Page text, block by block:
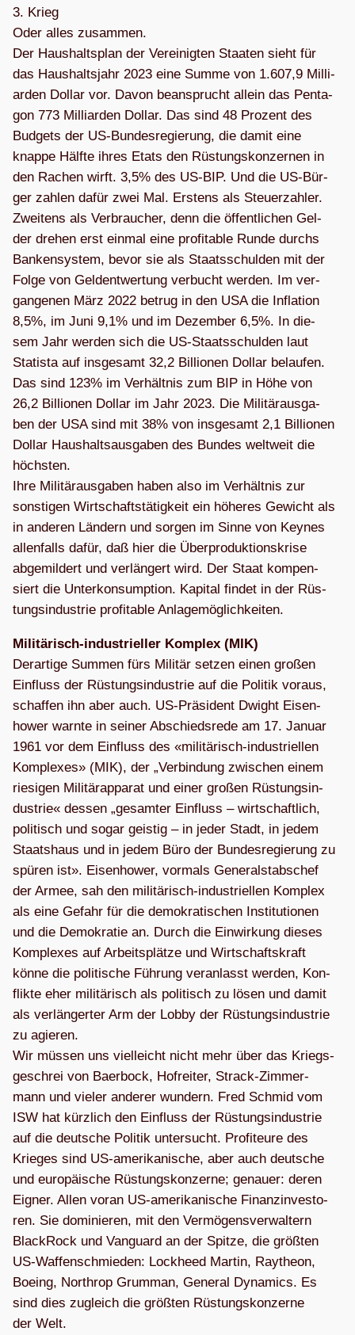
3. Krieg
Oder alles zusam­men.
Der Haus­halts­plan der Ver­ei­nig­ten Staa­ten sieht für
das Haus­halts­jahr 2023 eine Summe von 1.607,9 Mil­li­
ar­den Dol­lar vor. Davon bean­sprucht allein das Pen­ta­
gon 773 Mil­li­ar­den Dol­lar. Das sind 48 Pro­zent des
Bud­gets der US-Bun­des­re­gie­rung, die damit eine
knappe Hälfte ihres Etats den Rüs­tungs­kon­zer­nen in
den Rachen wirft. 3,5% des US-BIP. Und die US-Bür­
ger zah­len dafür zwei Mal. Ers­tens als Steu­er­zah­ler.
Zwei­tens als Ver­brau­cher, denn die öffent­li­chen Gel­
der dre­hen erst ein­mal eine pro­fi­ta­ble Runde durchs
Ban­ken­sys­tem, bevor sie als Staats­schul­den mit der
Folge von Geld­ent­wer­tung ver­bucht wer­den. Im ver­
gan­ge­nen März 2022 betrug in den USA die Infla­tion
8,5%, im Juni 9,1% und im Dezem­ber 6,5%. In die­
sem Jahr wer­den sich die US-Staats­schul­den laut
Sta­tista auf ins­ge­samt 32,2 Bil­lio­nen Dol­lar belau­fen.
Das sind 123% im Ver­hält­nis zum BIP in Höhe von
26,2 Bil­lio­nen Dol­lar im Jahr 2023. Die Mili­tär­aus­ga­
ben der USA sind mit 38% von ins­ge­samt 2,1 Bil­lio­nen
Dol­lar Haus­halts­aus­ga­ben des Bun­des welt­weit die
höchs­ten.
Ihre Mili­tär­aus­ga­ben haben also im Ver­hält­nis zur
sons­ti­gen Wirt­schafts­tä­tig­keit ein höhe­res Gewicht als
in ande­ren Län­dern und sor­gen im Sinne von Keynes
allen­falls dafür, daß hier die Über­pro­duk­ti­ons­krise
abge­mil­dert und ver­län­gert wird. Der Staat kom­pen­
siert die Unter­kon­sump­tion. Kapi­tal fin­det in der Rüs­
tungs­in­dus­trie pro­fi­ta­ble Anlagemöglichkeiten.
Mili­tä­risch-indus­tri­el­ler Kom­plex (MIK)
Der­ar­tige Sum­men fürs Mili­tär set­zen einen gro­ßen
Ein­fluss der Rüs­tungs­in­dus­trie auf die Poli­tik vor­aus,
schaf­fen ihn aber auch. US-Prä­si­dent Dwight Eisen­
hower warnte in sei­ner Abschieds­rede am 17. Januar
1961 vor dem Ein­fluss des «mili­tä­risch-indus­tri­el­len
Kom­ple­xes» (MIK), der „Ver­bin­dung zwi­schen einem
rie­si­gen Mili­tär­ap­pa­rat und einer gro­ßen Rüs­tungs­in­
dus­trie« des­sen „gesam­ter Ein­fluss – wirt­schaft­lich,
poli­tisch und sogar geis­tig – in jeder Stadt, in jedem
Staats­haus und in jedem Büro der Bun­des­re­gie­rung zu
spü­ren ist». Eisen­hower, vor­mals Gene­ral­stabs­chef
der Armee, sah den mili­tä­risch-indus­tri­el­len Kom­plex
als eine Gefahr für die demo­kra­ti­schen Insti­tu­tio­nen
und die Demo­kra­tie an. Durch die Ein­wir­kung die­ses
Kom­ple­xes auf Arbeits­plätze und Wirt­schafts­kraft
könne die poli­ti­sche Füh­rung ver­an­lasst wer­den, Kon­
flikte eher mili­tä­risch als poli­tisch zu lösen und damit
als ver­län­ger­ter Arm der Lobby der Rüs­tungs­in­dus­trie
zu agie­ren.
Wir müs­sen uns viel­leicht nicht mehr über das Kriegs­
ge­schrei von Baer­bock, Hof­rei­ter, Strack-Zim­mer­
mann und vie­ler ande­rer wun­dern. Fred Schmid vom
ISW hat kürz­lich den Ein­fluss der Rüs­tungs­in­dus­trie
auf die deut­sche Poli­tik unter­sucht. Pro­fi­teure des
Krie­ges sind US-ame­ri­ka­ni­sche, aber auch deut­sche
und euro­päi­sche Rüs­tungs­kon­zerne; genauer: deren
Eig­ner. Allen voran US-ame­ri­ka­ni­sche Finanz­in­ves­to­
ren. Sie domi­nie­ren, mit den Ver­mö­gens­ver­wal­tern
Black­Rock und Van­guard an der Spitze, die größ­ten
US-Waf­fen­schmie­den: Lock­heed Mar­tin, Ray­theon,
Boe­ing, Nor­throp Grum­man, Gene­ral Dyna­mics. Es
sind dies zugleich die größ­ten Rüs­tungs­kon­zerne
der Welt.